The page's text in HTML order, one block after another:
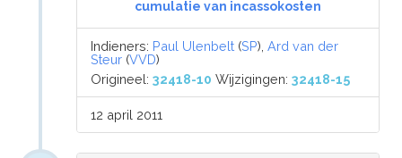
cumulatie van incassokosten
Indieners: Paul Ulenbelt (SP),Ard van der
Steur (VVD)
Origineel:32418-10 Wijzigingen:32418-15
12 april 2011